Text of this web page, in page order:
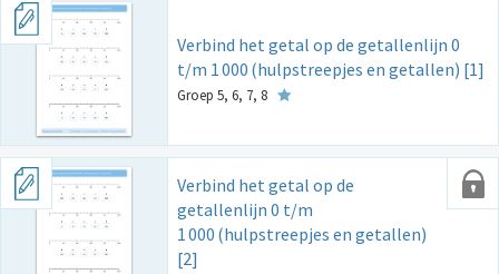
Verbind het getal op de getallenlijn 0
t/m 1000 (hulpstreepjes en getallen) [1]
Groep 5, 6, 7, 8
Verbind het getal op de
getallenlijn 0 t/m
1000 (hulpstreepjes en getallen)
[2]